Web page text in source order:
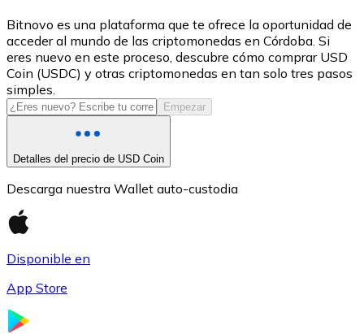
USD Coin
USDC
Litecoin
LTC
Bitnovo es una plataforma que te ofrece la oportunidad de
acceder al mundo de las criptomonedas en Córdoba. Si
eres nuevo en este proceso, descubre cómo comprar USD
Coin (USDC) y otras criptomonedas en tan solo tres pasos
simples.
Empezar
Detalles del precio de USD Coin
Descarga nuestra Wallet auto-custodia
Disponible en
App Store